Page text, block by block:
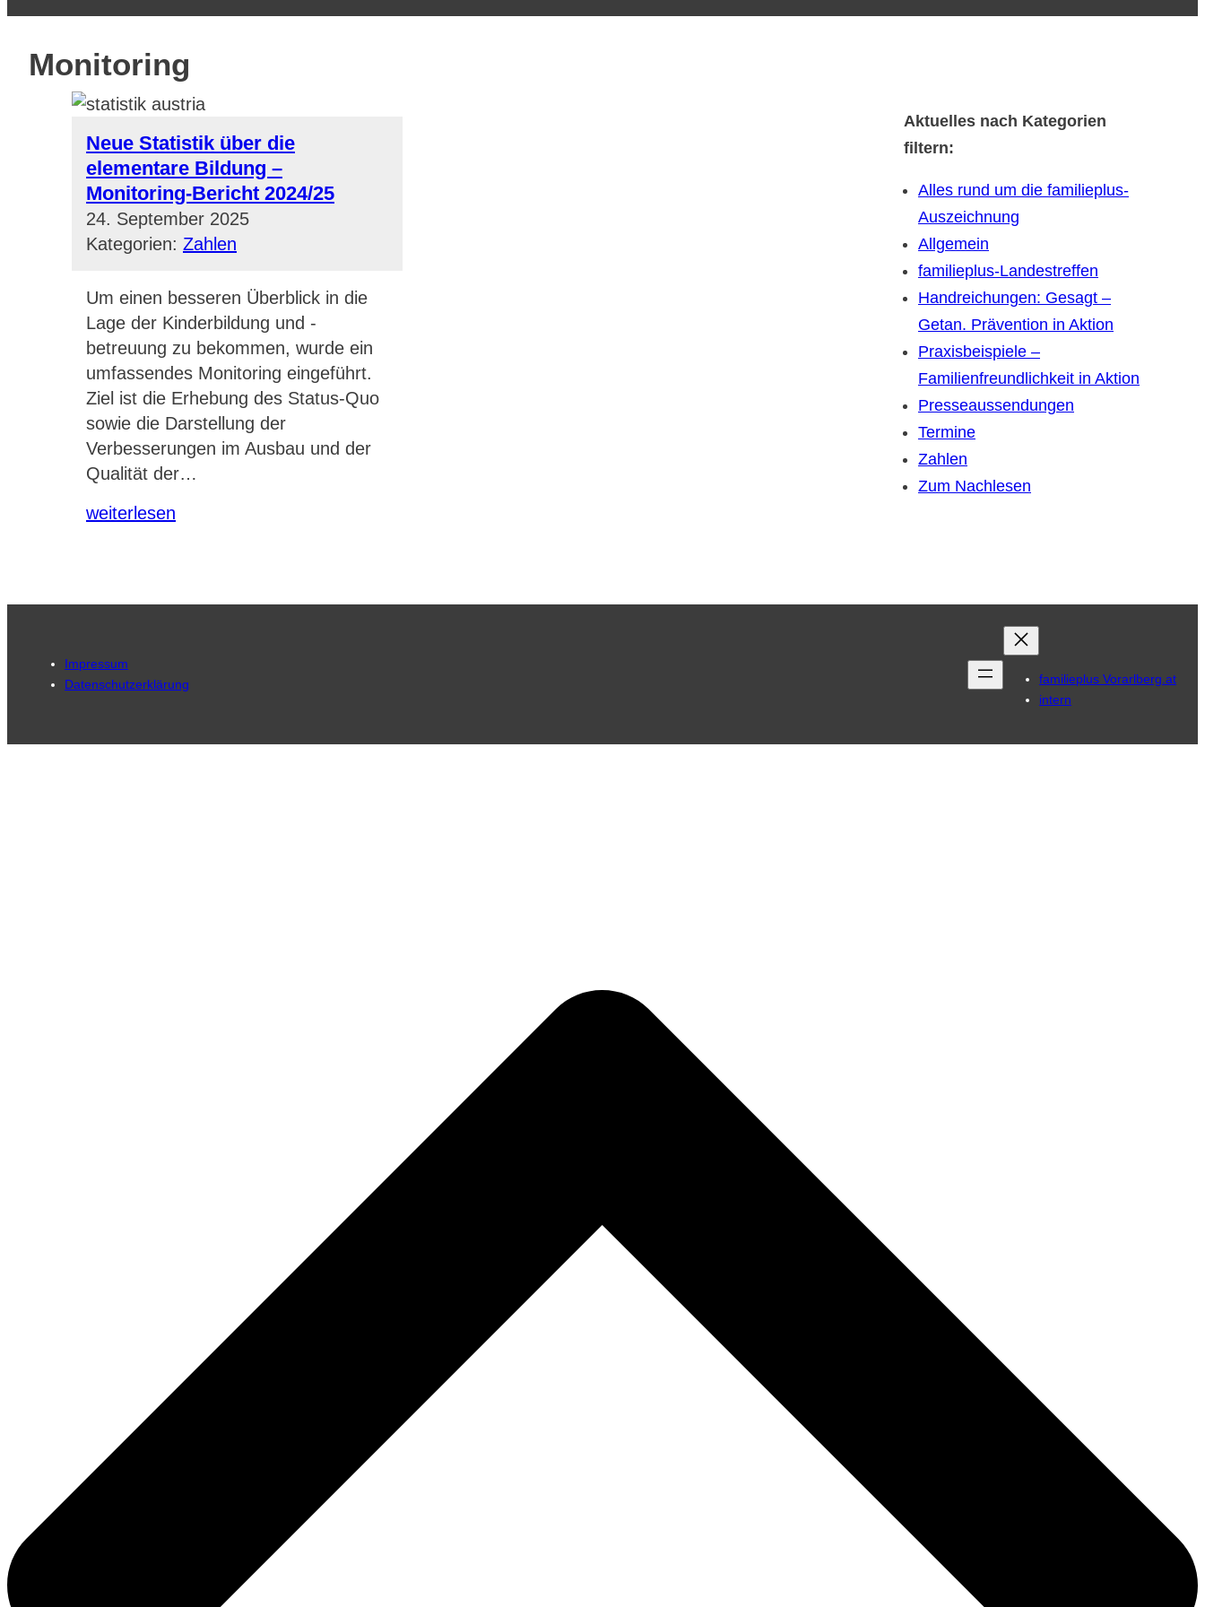
Monitoring
Neue Statistik über die
elementare Bildung –
Monitoring-Bericht 2024/25
24. September 2025
Kategorien: Zahlen
Um einen besseren Überblick in die
Lage der Kinderbildung und -
betreuung zu bekommen, wurde ein
umfassendes Monitoring eingeführt.
Ziel ist die Erhebung des Status-Quo
sowie die Darstellung der
Verbesserungen im Ausbau und der
Qualität der…
weiterlesen
Aktuelles nach Kategorien
filtern:
Alles rund um die familieplus-
Auszeichnung
Allgemein
familieplus-Landestreffen
Handreichungen: Gesagt –
Getan. Prävention in Aktion
Praxisbeispiele –
Familienfreundlichkeit in Aktion
Presseaussendungen
Termine
Zahlen
Zum Nachlesen
Impressum
Datenschutzerklärung
familieplus Vorarlberg.at
intern